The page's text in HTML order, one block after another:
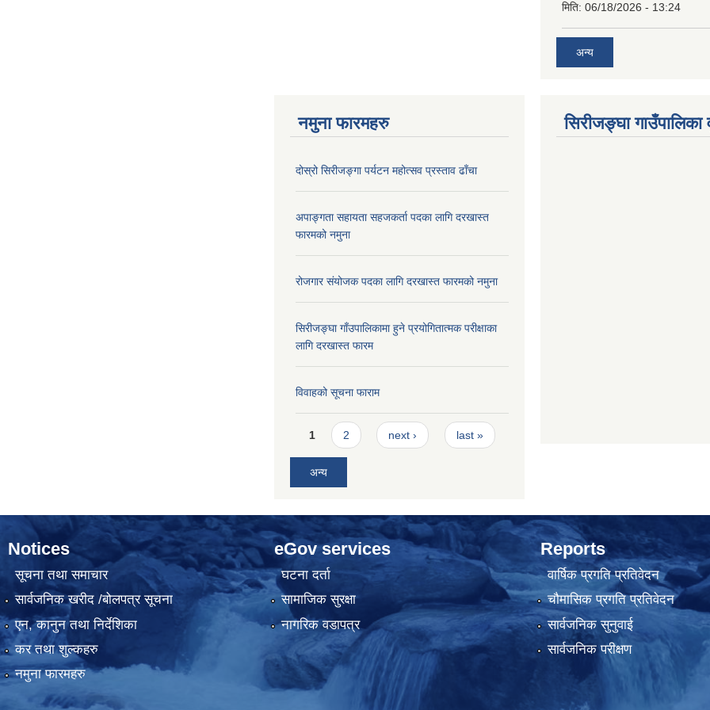
मिति: 06/18/2026 - 13:24
अन्य
नमुना फारमहरु
दोस्रो सिरीजङ्गा पर्यटन महोत्सव प्रस्ताव ढाँचा
अपाङ्गता सहायता सहजकर्ता पदका लागि दरखास्त
फारमको नमुना
रोजगार संयोजक पदका लागि दरखास्त फारमको नमुना
सिरीजङ्घा गाँउपालिकामा हुने प्रयोगितात्मक परीक्षाका
लागि दरखास्त फारम
विवाहको सूचना फाराम
Pages
1 2 next › last »
अन्य
सिरीजङ्घा गाउँपालिका
Notices
सूचना तथा समाचार
सार्वजनिक खरीद /बोलपत्र सूचना
एन, कानुन तथा निर्देशिका
कर तथा शुल्कहरु
नमुना फारमहरु
eGov services
घटना दर्ता
सामाजिक सुरक्षा
नागरिक वडापत्र
Reports
वार्षिक प्रगति प्रतिवेदन
चौमासिक प्रगति प्रतिवेदन
सार्वजनिक सुनुवाई
सार्वजनिक परीक्षण